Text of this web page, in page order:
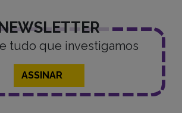
tudo que investigamos
ASSINAR